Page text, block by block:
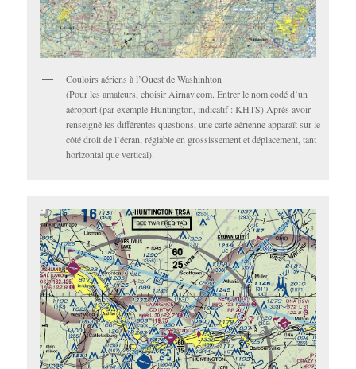
Couloirs aériens à l’Ouest de Washinhton
(Pour les amateurs, choisir Airnav.com. Entrer le nom codé d’un
aéroport (par exemple Huntington, indicatif : KHTS) Après avoir
renseigné les différentes questions, une carte aérienne apparaît sur le
côté droit de l’écran, réglable en grossissement et déplacement, tant
horizontal que vertical).